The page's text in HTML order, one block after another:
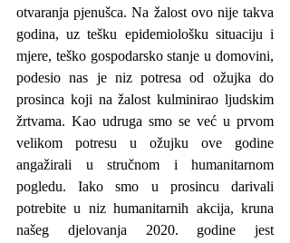
otvaranja pjenušca. Na žalost ovo nije takva
godina, uz tešku epidemiološku situaciju i
mjere, teško gospodarsko stanje u domovini,
podesio nas je niz potresa od ožujka do
prosinca koji na žalost kulminirao ljudskim
žrtvama. Kao udruga smo se već u prvom
velikom potresu u ožujku ove godine
angažirali u stručnom i humanitarnom
pogledu. Iako smo u prosincu darivali
potrebite u niz humanitarnih akcija, kruna
našeg djelovanja 2020. godine jest